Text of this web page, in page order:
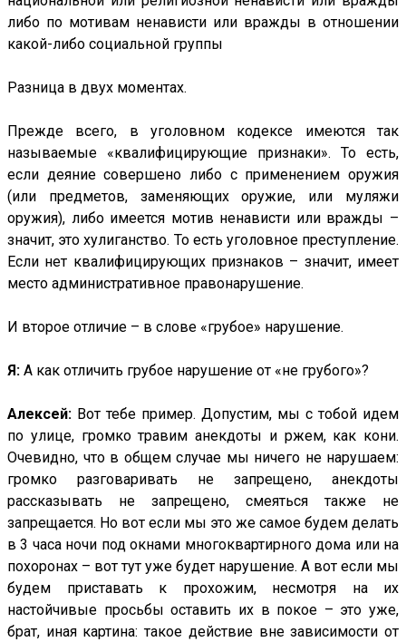
либо по мотивам ненависти или вражды в отношении
какой-либо социальной группы
Разница в двух моментах.
Прежде всего, в уголовном кодексе имеются так
называемые «квалифицирующие признаки». То есть,
если деяние совершено либо с применением оружия
(или предметов, заменяющих оружие, или муляжи
оружия), либо имеется мотив ненависти или вражды –
значит, это хулиганство. То есть уголовное преступление.
Если нет квалифицирующих признаков – значит, имеет
место административное правонарушение.
И второе отличие – в слове «грубое» нарушение.
Я: А как отличить грубое нарушение от «не грубого»?
Алексей: Вот тебе пример. Допустим, мы с тобой идем
по улице, громко травим анекдоты и ржем, как кони.
Очевидно, что в общем случае мы ничего не нарушаем:
громко разговаривать не запрещено, анекдоты
рассказывать не запрещено, смеяться также не
запрещается. Но вот если мы это же самое будем делать
в 3 часа ночи под окнами многоквартирного дома или на
похоронах – вот тут уже будет нарушение. А вот если мы
будем приставать к прохожим, несмотря на их
настойчивые просьбы оставить их в покое – это уже,
брат, иная картина: такое действие вне зависимости от